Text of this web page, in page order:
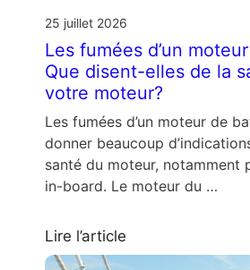
25 juillet 2026
Les fumées d’un
Que disent-elles de la
votre moteur?
Les fumées d’un moteur de
donner beaucoup
santé du moteur, notamment
in-board. Le moteur du …
Lire l’article